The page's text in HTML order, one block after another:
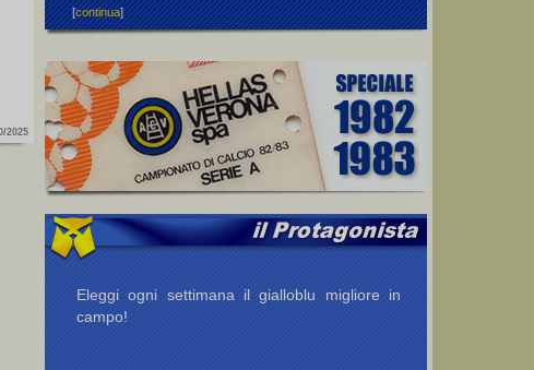
2025
[continua]
Eleggi ogni settimana il gialloblu migliore in
campo!